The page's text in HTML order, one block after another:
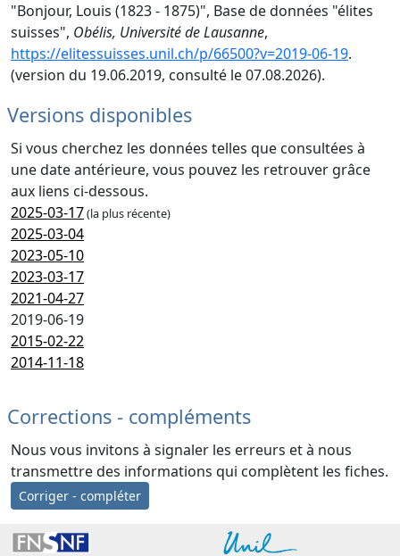
"Bonjour, Louis (1823 - 1875)", Base de données "élites
suisses", Obélis, Université de Lausanne,
https://elitessuisses.unil.ch/p/66500?v=2019-06-19.
(version du 19.06.2019, consulté le 07.08.2026).
Versions disponibles
Si vous cherchez les données telles que consultées à
une date antérieure, vous pouvez les retrouver grâce
aux liens ci-dessous.
2025-03-17(la plus récente)
2025-03-04
2023-05-10
2023-03-17
2021-04-27
2019-06-19
2015-02-22
2014-11-18
Corrections - compléments
Nous vous invitons à signaler les erreurs et à nous
transmettre des informations qui complètent les fiches.
Corriger - compléter